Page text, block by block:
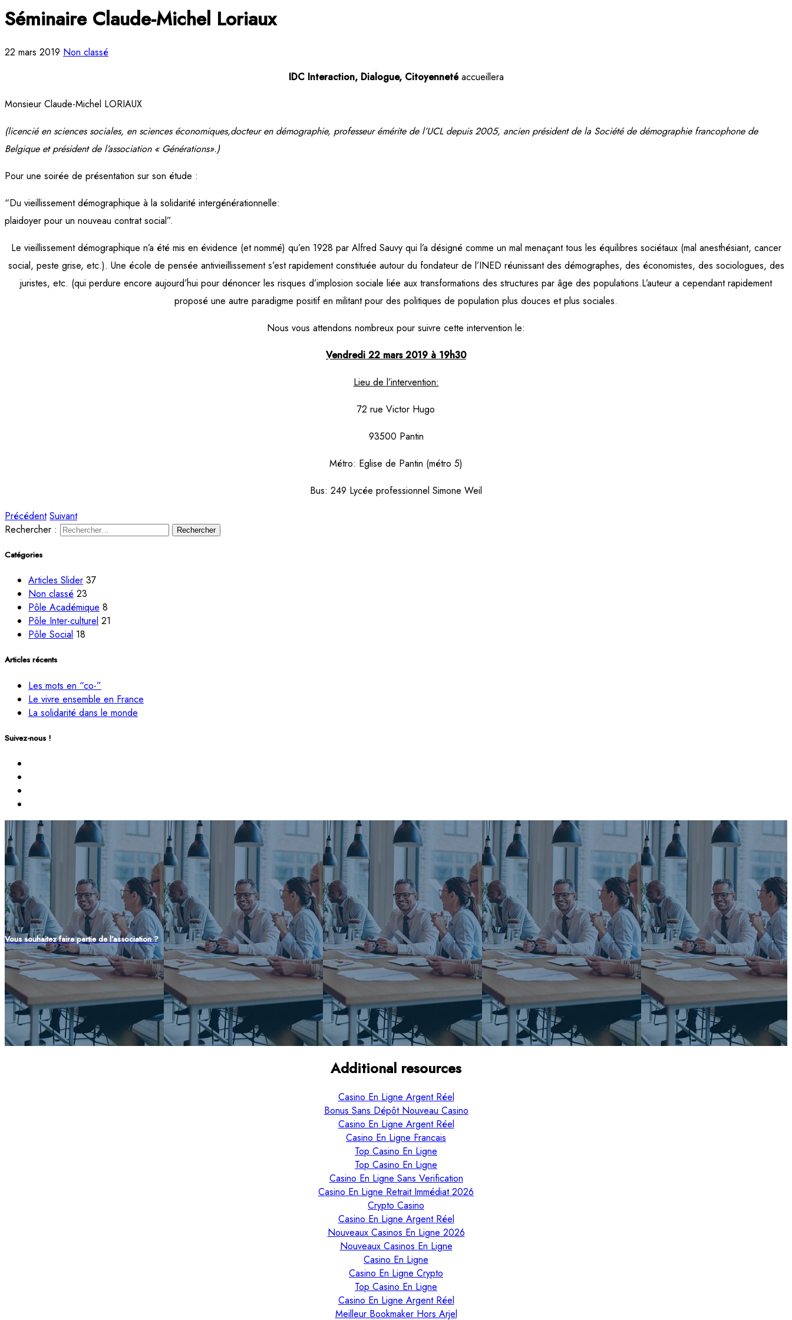
Séminaire Claude-Michel Loriaux
22 mars 2019 Non classé
IDC Interaction, Dialogue, Citoyennetéaccueillera
Monsieur Claude-Michel LORIAUX
(licencié en sciences sociales, en sciences économiques,docteur en démographie, professeur émérite de l’UCL depuis 2005, ancien président de la Société de démographie francophone de
Belgique et président de l’association « Générations».)
Pour une soirée de présentation sur son étude :
“Du vieillissement démographique à la solidarité intergénérationnelle:
plaidoyer pour un nouveau contrat social”.
Le vieillissement démographique n’a été mis en évidence (et nommé) qu’en 1928 par Alfred Sauvy qui l’a désigné comme un mal menaçant tous les équilibres sociétaux (mal anesthésiant, cancer
social, peste grise, etc.). Une école de pensée antivieillissement s’est rapidement constituée autour du fondateur de l’INED réunissant des démographes, des économistes, des sociologues, des
juristes, etc. (qui perdure encore aujourd’hui pour dénoncer les risques d’implosion sociale liée aux transformations des structures par âge des populations.L’auteur a cependant rapidement
proposé une autre paradigme positif en militant pour des politiques de population plus douces et plus sociales.
Nous vous attendons nombreux pour suivre cette intervention le:
Vendredi 22 mars 2019 à 19h30
Lieu de l’intervention:
72 rue Victor Hugo
93500 Pantin
Métro: Eglise de Pantin (métro 5)
Bus: 249 Lycée professionnel Simone Weil
Précédent Suivant
Rechercher :
Catégories
Articles Slider 37
Non classé 23
Pôle Académique 8
Pôle Inter-culturel 21
Pôle Social 18
Articles récents
Les mots en “co-”
Le vivre ensemble en France
La solidarité dans le monde
Suivez-nous !
Vous souhaitez faire partie de l’association ?
Additional resources
Casino En Ligne Argent Réel
Bonus Sans Dépôt Nouveau Casino
Casino En Ligne Argent Réel
Casino En Ligne Francais
Top Casino En Ligne
Top Casino En Ligne
Casino En Ligne Sans Verification
Casino En Ligne Retrait Immédiat 2026
Crypto Casino
Casino En Ligne Argent Réel
Nouveaux Casinos En Ligne 2026
Nouveaux Casinos En Ligne
Casino En Ligne
Casino En Ligne Crypto
Top Casino En Ligne
Casino En Ligne Argent Réel
Meilleur Bookmaker Hors Arjel